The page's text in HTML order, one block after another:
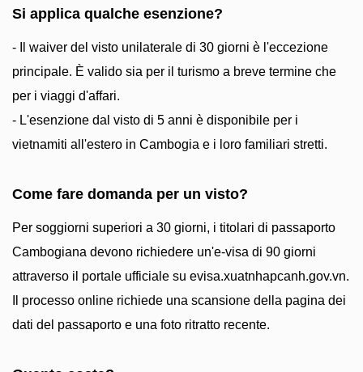
Si applica qualche esenzione?
- Il waiver del visto unilaterale di 30 giorni è l'eccezione
principale. È valido sia per il turismo a breve termine che
per i viaggi d'affari.
- L'esenzione dal visto di 5 anni è disponibile per i
vietnamiti all'estero in Cambogia e i loro familiari stretti.
Come fare domanda per un visto?
Per soggiorni superiori a 30 giorni, i titolari di passaporto
Cambogiana devono richiedere un'e-visa di 90 giorni
attraverso il portale ufficiale su evisa.xuatnhapcanh.gov.vn.
Il processo online richiede una scansione della pagina dei
dati del passaporto e una foto ritratto recente.